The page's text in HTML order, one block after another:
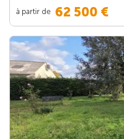
à partir de 62 500 €